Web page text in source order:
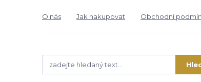
O nás Jak nakupovat Obchodní